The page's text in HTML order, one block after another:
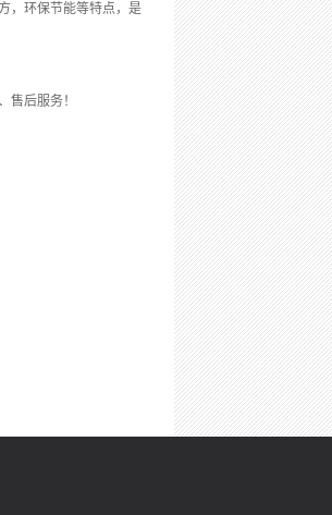
，环保节能等特点，是
后服务！